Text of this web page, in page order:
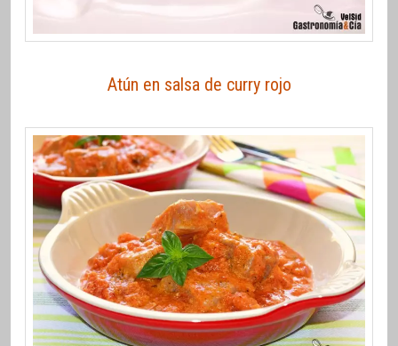
Atún en salsa de curry rojo